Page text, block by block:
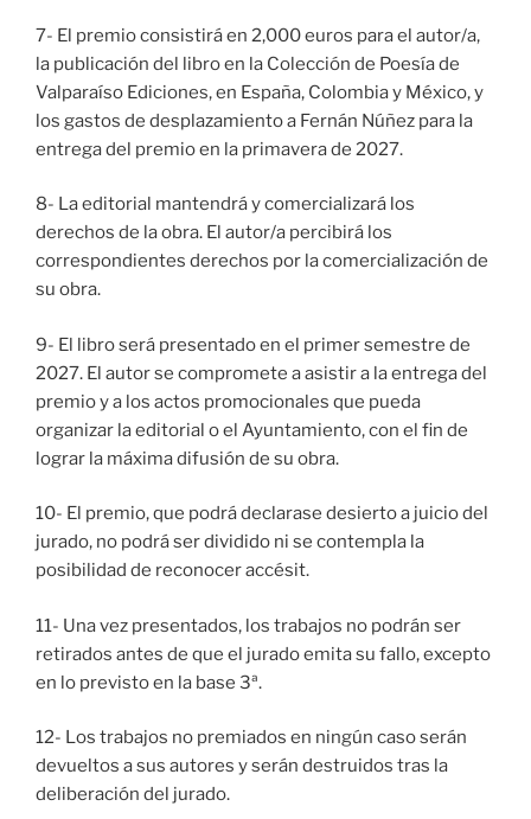
7- El premio consistirá en 2,000 euros para el autor/a,
la publicación del libro en la Colección de Poesía de
Valparaíso Ediciones, en España, Colombia y México, y
los gastos de desplazamiento a Fernán Núñez para la
entrega del premio en la primavera de 2027.
8- La editorial mantendrá y comercializará los
derechos de la obra. El autor/a percibirá los
correspondientes derechos por la comercialización de
su obra.
9- El libro será presentado en el primer semestre de
2027. El autor se compromete a asistir a la entrega del
premio y a los actos promocionales que pueda
organizar la editorial o el Ayuntamiento, con el fin de
lograr la máxima difusión de su obra.
10- El premio, que podrá declarase desierto a juicio del
jurado, no podrá ser dividido ni se contempla la
posibilidad de reconocer accésit.
11- Una vez presentados, los trabajos no podrán ser
retirados antes de que el jurado emita su fallo, excepto
en lo previsto en la base 3ª.
12- Los trabajos no premiados en ningún caso serán
devueltos a sus autores y serán destruidos tras la
deliberación del jurado.